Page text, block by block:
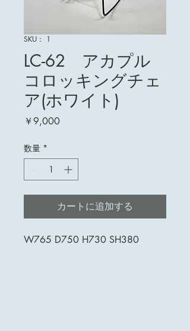
SKU： 1
LC-62 アカプル
コロッキングチェ
ア(ホワイト)
￥9,000価
数量 *
カートに追加する
W765 D750 H730 SH380